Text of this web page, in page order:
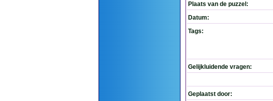
Plaats van de puzzel:
Datum:
Tags:
Gelijkluidende vragen:
Geplaatst door: